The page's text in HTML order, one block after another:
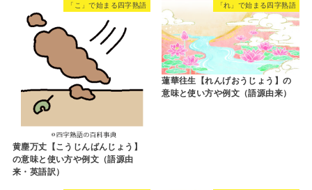
「こ」で始まる四字熟語
黄塵万丈【こうじんばんじょう】
の意味と使い方や例文（語源由
来・英語訳）
「れ」で始まる四字熟語
蓮華往生【れんげおうじょう】の
意味と使い方や例文（語源由来）